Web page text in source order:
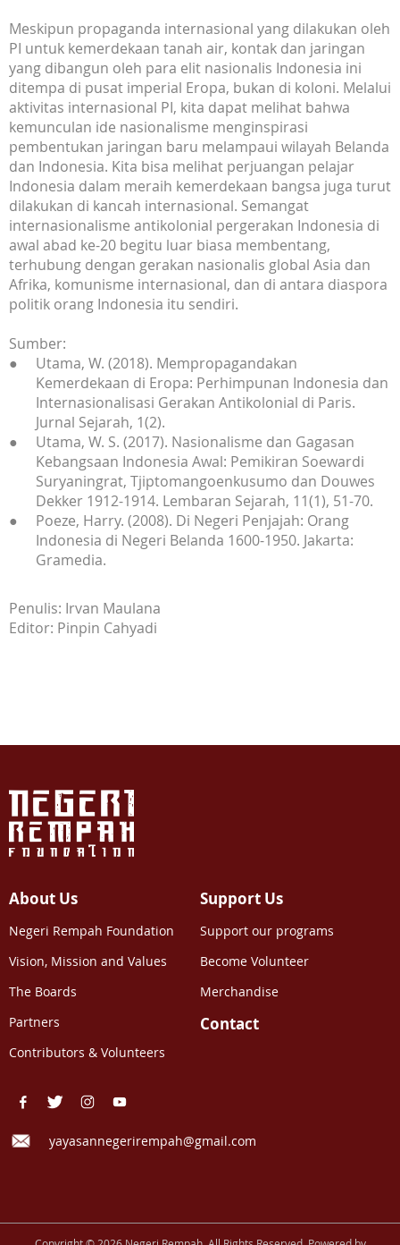
Meskipun propaganda internasional yang dilakukan oleh
PI untuk kemerdekaan tanah air, kontak dan jaringan
yang dibangun oleh para elit nasionalis Indonesia ini
ditempa di pusat imperial Eropa, bukan di koloni. Melalui
aktivitas internasional PI, kita dapat melihat bahwa
kemunculan ide nasionalisme menginspirasi
pembentukan jaringan baru melampaui wilayah Belanda
dan Indonesia. Kita bisa melihat perjuangan pelajar
Indonesia dalam meraih kemerdekaan bangsa juga turut
dilakukan di kancah internasional. Semangat
internasionalisme antikolonial pergerakan Indonesia di
awal abad ke-20 begitu luar biasa membentang,
terhubung dengan gerakan nasionalis global Asia dan
Afrika, komunisme internasional, dan di antara diaspora
politik orang Indonesia itu sendiri.
Sumber:
Utama, W. (2018). Mempropagandakan
Kemerdekaan di Eropa: Perhimpunan Indonesia dan
Internasionalisasi Gerakan Antikolonial di Paris.
Jurnal Sejarah, 1(2).
Utama, W. S. (2017). Nasionalisme dan Gagasan
Kebangsaan Indonesia Awal: Pemikiran Soewardi
Suryaningrat, Tjiptomangoenkusumo dan Douwes
Dekker 1912-1914. Lembaran Sejarah, 11(1), 51-70.
Poeze, Harry. (2008). Di Negeri Penjajah: Orang
Indonesia di Negeri Belanda 1600-1950. Jakarta:
Gramedia.
Penulis: Irvan Maulana
Editor: Pinpin Cahyadi
About Us
Negeri Rempah Foundation
Vision, Mission and Values
The Boards
Partners
Contributors & Volunteers
Support Us
Support our programs
Become Volunteer
Merchandise
Contact
yayasannegerirempah@gmail.com